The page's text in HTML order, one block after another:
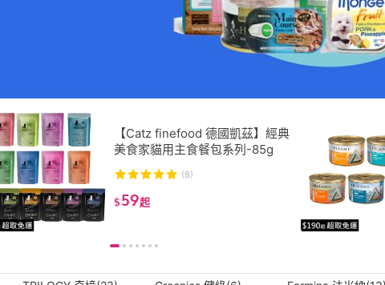
【Catz finefood 德國凱茲】經典
美食家貓用主食餐包系列-85g
(8)
$59起